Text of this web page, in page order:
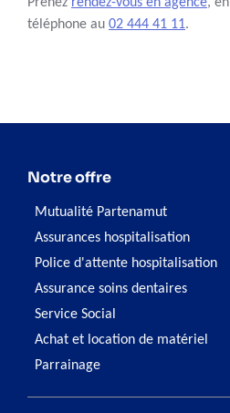
téléphone au 02 444 41 11.
Notre offre
Mutualité Partenamut
Assurances hospitalisation
Police d'attente hospitalisation
Assurance soins dentaires
Service Social
Achat et location de matériel
Parrainage